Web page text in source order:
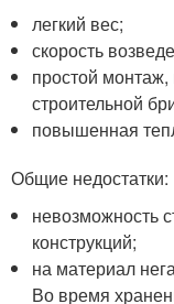
легкий вес;
скорость
простой
строительной
повышенная
Общие недостатки:
невозможность
конструкций;
на материал
Во время